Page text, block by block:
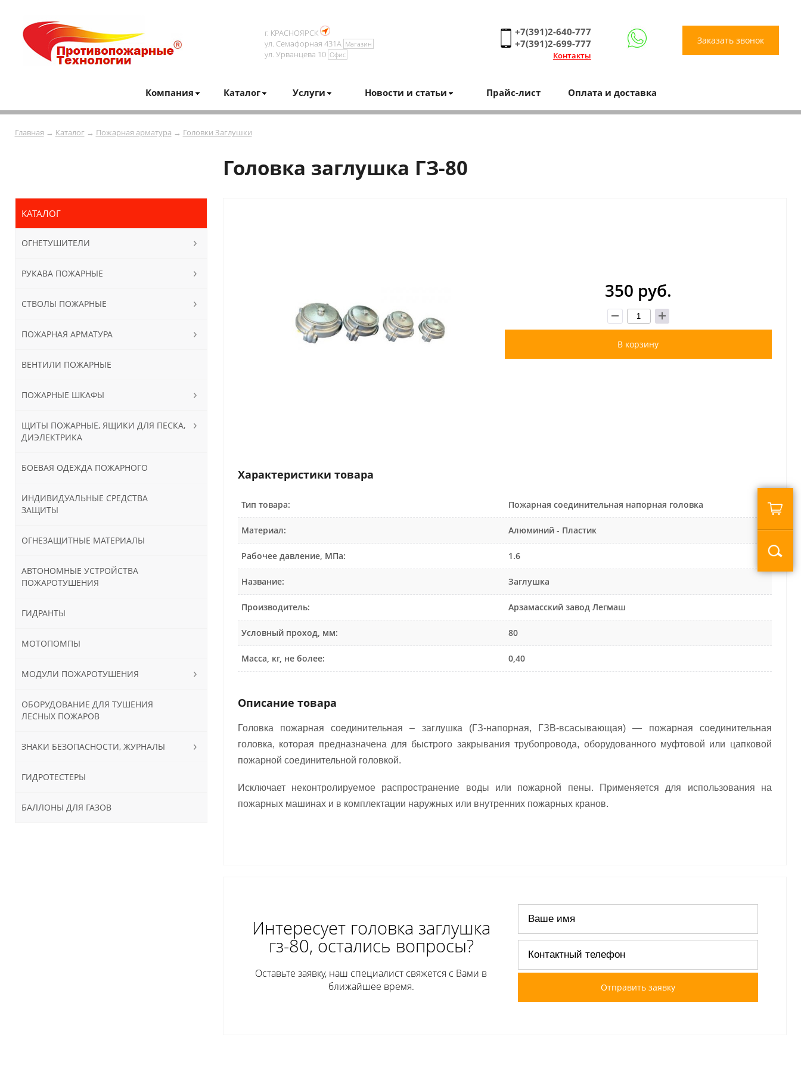
г. КРАСНОЯРСК
ул. Семафорная 431А Магазин
ул. Урванцева 10 Офис
+7(391)2-640-777
+7(391)2-699-777
Контакты
Заказать звонок
Компания Каталог Услуги Новости и статьи Прайс-лист Оплата и доставка
Главная → Каталог → Пожарная арматура → Головки Заглушки
Головка заглушка ГЗ-80
350 руб.
В корзину
Характеристики товара
Тип товара: Пожарная соединительная напорная головка
Материал: Алюминий - Пластик
Рабочее давление, МПа: 1.6
Название: Заглушка
Производитель: Арзамасский завод Легмаш
Условный проход, мм: 80
Масса, кг, не более: 0,40
Описание товара
Головка пожарная соединительная – заглушка (ГЗ-напорная, ГЗВ-всасывающая) — пожарная соединительная
головка, которая предназначена для быстрого закрывания трубопровода, оборудованного муфтовой или цапковой
пожарной соединительной головкой.
Исключает неконтролируемое распространение воды или пожарной пены. Применяется для использования на
пожарных машинах и в комплектации наружных или внутренних пожарных кранов.
Интересует головка заглушка
гз-80, остались вопросы?
Оставьте заявку, наш специалист свяжется с Вами в
ближайшее время.
Отправить заявку
КАТАЛОГ
ОГНЕТУШИТЕЛИ
РУКАВА ПОЖАРНЫЕ
СТВОЛЫ ПОЖАРНЫЕ
ПОЖАРНАЯ АРМАТУРА
ВЕНТИЛИ ПОЖАРНЫЕ
ПОЖАРНЫЕ ШКАФЫ
ЩИТЫ ПОЖАРНЫЕ, ЯЩИКИ ДЛЯ ПЕСКА,
ДИЭЛЕКТРИКА
БОЕВАЯ ОДЕЖДА ПОЖАРНОГО
ИНДИВИДУАЛЬНЫЕ СРЕДСТВА
ЗАЩИТЫ
ОГНЕЗАЩИТНЫЕ МАТЕРИАЛЫ
АВТОНОМНЫЕ УСТРОЙСТВА
ПОЖАРОТУШЕНИЯ
ГИДРАНТЫ
МОТОПОМПЫ
МОДУЛИ ПОЖАРОТУШЕНИЯ
ОБОРУДОВАНИЕ ДЛЯ ТУШЕНИЯ
ЛЕСНЫХ ПОЖАРОВ
ЗНАКИ БЕЗОПАСНОСТИ, ЖУРНАЛЫ
ГИДРОТЕСТЕРЫ
БАЛЛОНЫ ДЛЯ ГАЗОВ